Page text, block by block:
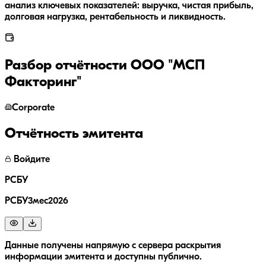
анализ ключевых показателей: выручка, чистая прибыль,
долговая нагрузка, рентабельность и ликвидность.
Разбор отчётности ООО "МСП
Факторинг"
Corporate
Отчётность эмитента
Войдите
РСБУ
РСБУ3мес2026
Данные получены напрямую с сервера раскрытия
информации эмитента и доступны публично.